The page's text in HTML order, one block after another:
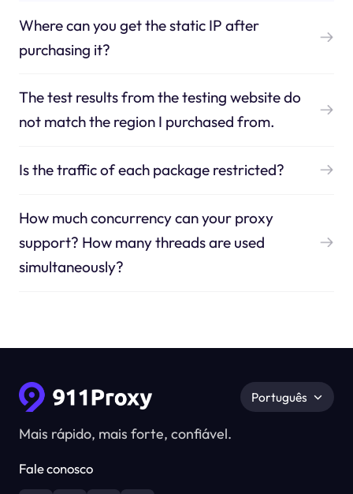
Where can you get the static IP after
purchasing it?
The test results from the testing website do
not match the region I purchased from.
Is the traffic of each package restricted?
How much concurrency can your proxy
support? How many threads are used
simultaneously?
Mais rápido, mais forte, confiável.
Fale conosco
Português